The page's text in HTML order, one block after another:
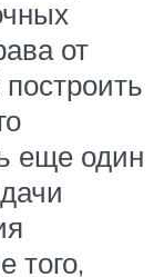
от
еще один
того,